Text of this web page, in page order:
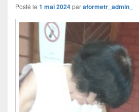
Posté le 1 mai 2024paraformetr_admin_